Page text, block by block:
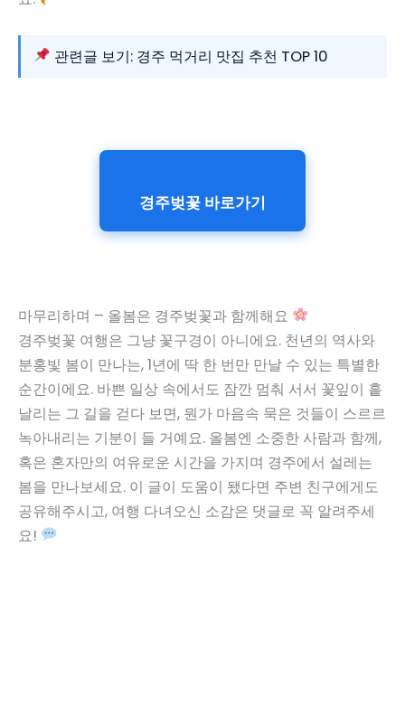
관련글 보기: 경주 먹거리 맛집 추천 TOP 10
경주벚꽃 바로가기
마무리하며 – 올봄은 경주벚꽃과 함께해요
경주벚꽃 여행은 그냥 꽃구경이 아니에요. 천년의 역사와
분홍빛 봄이 만나는, 1년에 딱 한 번만 만날 수 있는 특별한
순간이에요. 바쁜 일상 속에서도 잠깐 멈춰 서서 꽃잎이 흩
날리는 그 길을 걷다 보면, 뭔가 마음속 묵은 것들이 스르르
녹아내리는 기분이 들 거예요. 올봄엔 소중한 사람과 함께,
혹은 혼자만의 여유로운 시간을 가지며 경주에서 설레는
봄을 만나보세요. 이 글이 도움이 됐다면 주변 친구에게도
공유해주시고, 여행 다녀오신 소감은 댓글로 꼭 알려주세
요!